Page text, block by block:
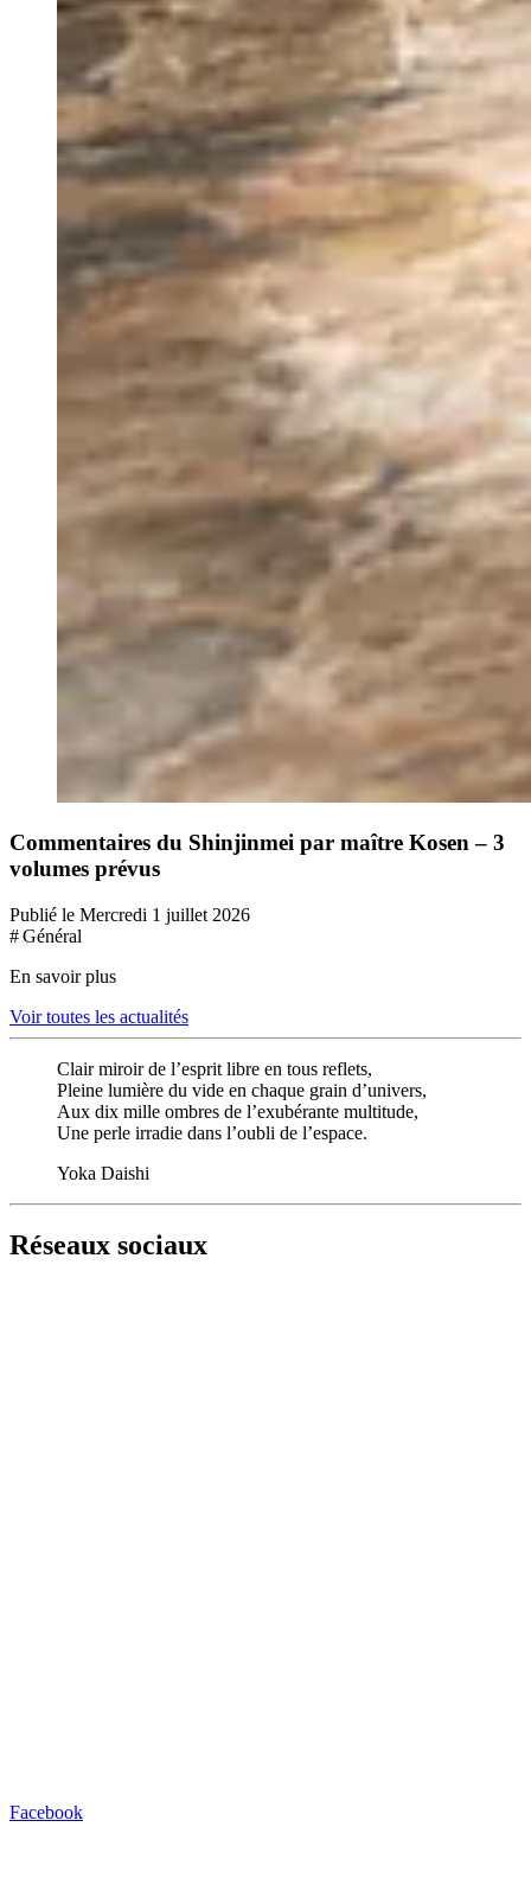
Commentaires du Shinjinmei par maître Kosen – 3
volumes prévus
Publié le Mercredi 1 juillet 2026
# Général
En savoir plus
Voir toutes les actualités
Clair miroir de l’esprit libre en tous reflets,
Pleine lumière du vide en chaque grain d’univers,
Aux dix mille ombres de l’exubérante multitude,
Une perle irradie dans l’oubli de l’espace.
Yoka Daishi
Réseaux sociaux
Facebook